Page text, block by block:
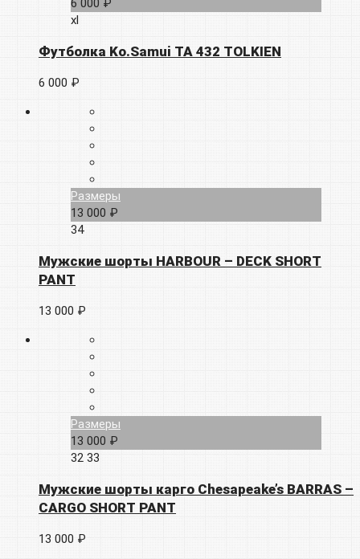
6 000 ₽
xl
Футболка Ko.Samui TA 432 TOLKIEN
6 000 ₽
Размеры
13 000 ₽
34
Мужские шорты HARBOUR – DECK SHORT
PANT
13 000 ₽
Размеры
13 000 ₽
32 33
Мужские шорты карго Chesapeake’s BARRAS –
CARGO SHORT PANT
13 000 ₽